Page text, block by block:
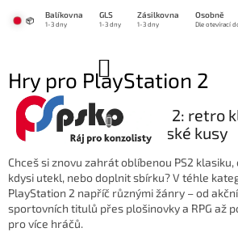
📦
Balíkovna GLS Zásilkovna Osobně
1-3 dny 1-3 dny 1-3 dny Dle otevírací
KOŠÍK
Hry pro PlayStation 2
💿 Hry pro PlayStation 2: retro
multiplayer i sběratelské kusy
Chceš si znovu zahrát oblíbenou PS2
kdysi utekl, nebo doplnit sbírku? V téhle
PlayStation 2 napříč různými žánry – od
sportovních titulů přes plošinovky a RPG až
pro více hráčů.